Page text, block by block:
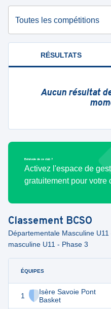
Toutes les compétitions
RÉSULTATS
Aucun résultat
Bénévole de ce club ?
Activez l'espace de
gratuitement pour votre
Classement BCSO
Départementale Masculine
masculine U11 - Phase 3
ÉQUIPES
1
Isère Savoie Pont
Basket
16